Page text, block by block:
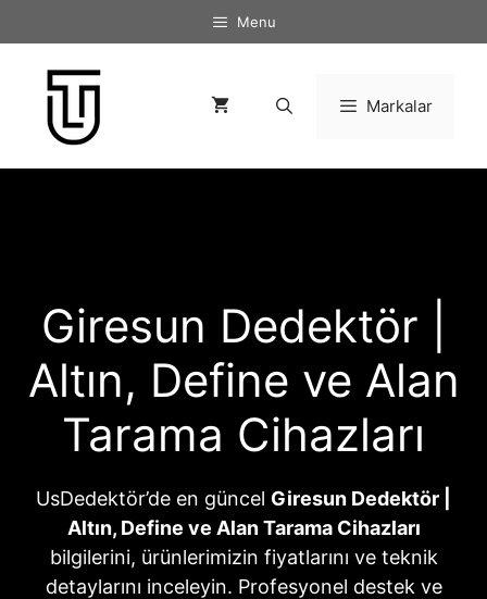
atla
Menu
Markalar
Giresun Dedektör |
Altın, Define ve Alan
Tarama Cihazları
UsDedektör’de en güncel Giresun Dedektör |
Altın, Define ve Alan Tarama Cihazları
bilgilerini, ürünlerimizin fiyatlarını ve teknik
detaylarını inceleyin. Profesyonel destek ve